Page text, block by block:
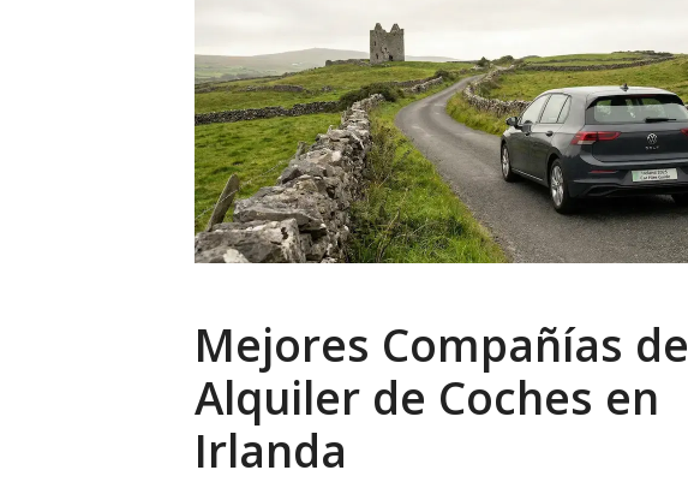
Mejores Compañías de
Alquiler de Coches en
Irlanda